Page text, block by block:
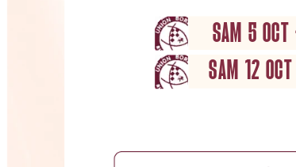
SAM 12 OCT
SAM 5 OCT